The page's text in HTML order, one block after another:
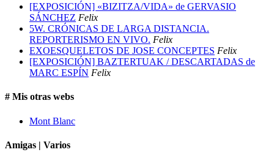
[EXPOSICIÓN] «BIZITZA/VIDA» de GERVASIO
SÁNCHEZ Felix
5W. CRÓNICAS DE LARGA DISTANCIA.
REPORTERISMO EN VIVO. Felix
EXOESQUELETOS DE JOSE CONCEPTES Felix
[EXPOSICIÓN] BAZTERTUAK / DESCARTADAS de
MARC ESPÍN Felix
# Mis otras webs
Mont Blanc
Amigas | Varios